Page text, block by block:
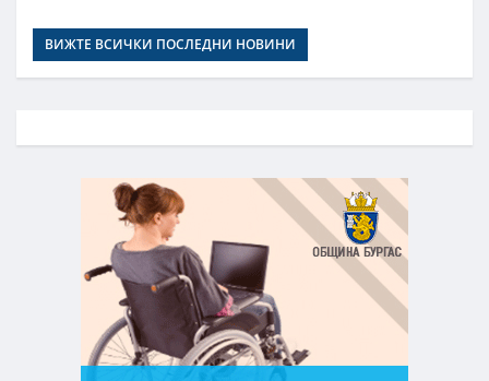
ВИЖТЕ ВСИЧКИ ПОСЛЕДНИ НОВИНИ